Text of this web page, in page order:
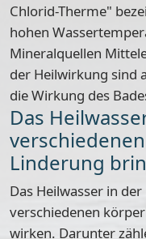
Chlorid-Therme"
hohen
Mineralquellen
der Heilwirkung sind
die Wirkung des
Das
Linderung
Das Heilwasser in
verschiedenen
wirken. Darunter